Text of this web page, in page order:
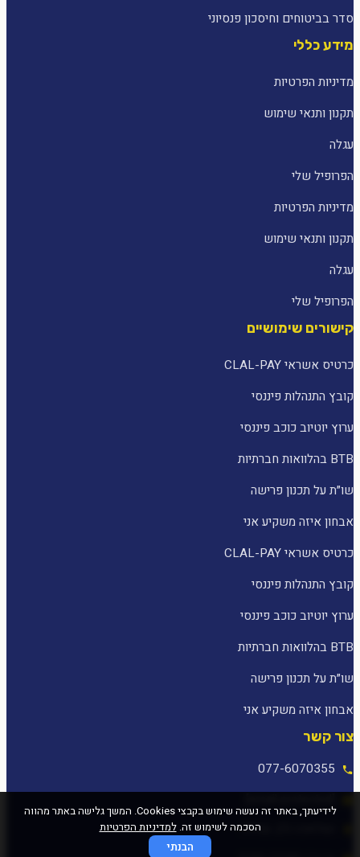
סדר בביטוחים וחיסכון פנסיוני
מידע כללי
מדיניות הפרטיות
תקנון ותנאי שימוש
עגלה
הפרופיל שלי
מדיניות הפרטיות
תקנון ותנאי שימוש
עגלה
הפרופיל שלי
קישורים שימושיים
כרטיס אשראי CLAL-PAY
קובץ התנהלות פיננסי
ערוץ יוטיוב כוכב פיננסי
BTB בהלוואות חברתיות
שו״ת על תכנון פרישה
אבחון איזה משקיע אני
כרטיס אשראי CLAL-PAY
קובץ התנהלות פיננסי
ערוץ יוטיוב כוכב פיננסי
BTB בהלוואות חברתיות
שו״ת על תכנון פרישה
אבחון איזה משקיע אני
צור קשר
077-6070355
לידיעתך, באתר זה נעשה שימוש בקבצי Cookies. המשך גלישה באתר מהווה
הסכמה לשימוש זה.למדיניות הפרטיות
הבנתי